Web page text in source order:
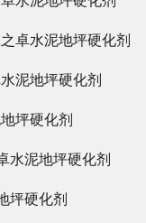
卓水泥地坪硬化剂
水泥地坪硬化剂
坪硬化剂
水泥地坪硬化剂
坪硬化剂